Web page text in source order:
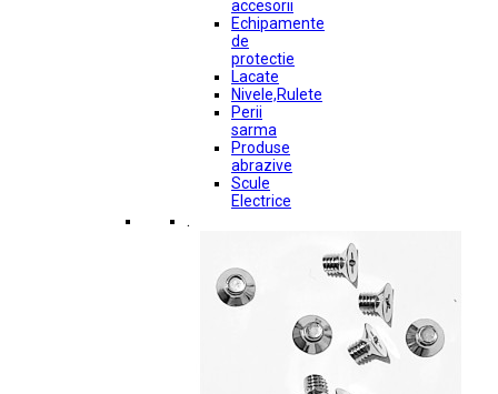
accesorii
Echipamente
de
protectie
Lacate
Nivele,Rulete
Perii
sarma
Produse
abrazive
Scule
Electrice
.